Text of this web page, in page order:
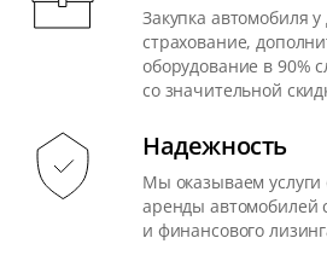
Закупка автомобиля
страхование,
оборудование в 90%
со значительной
Надежность
Мы оказываем
аренды автомобилей
и финансового